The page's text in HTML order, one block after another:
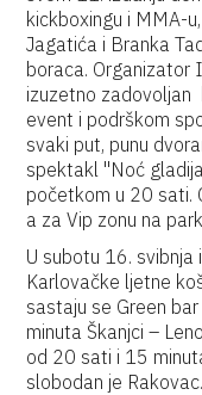
kickboxingu i MMA-
Jagatića i Branka
boraca. Organizator
izuzetno zadovoljan
event i podrškom
svaki put, punu
spektakl "Noć
početkom u 20 sati.
a za Vip zonu na
U subotu 16.
Karlovačke ljetne
sastaju se Green
minuta Škanjci –
od 20 sati i 15
slobodan je Rakovac.